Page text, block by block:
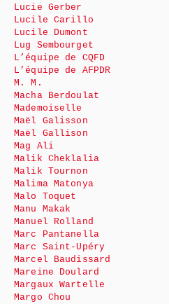
Lucie Gerber
Lucile Carillo
Lucile Dumont
Lug Sembourget
L’équipe de CQFD
L’équipe de AFPDR
M. M.
Macha Berdoulat
Mademoiselle
Maël Galisson
Maël Gallison
Mag Ali
Malik Cheklalia
Malik Tournon
Malima Matonya
Malo Toquet
Manu Makak
Manuel Rolland
Marc Pantanella
Marc Saint-Upéry
Marcel Baudissard
Mareine Doulard
Margaux Wartelle
Margo Chou